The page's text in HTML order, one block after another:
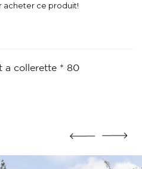
acheter ce produit!
a collerette * 80